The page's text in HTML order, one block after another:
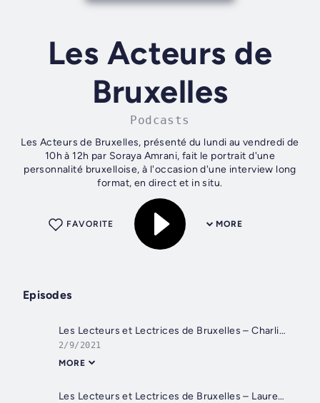
Les Acteurs de
Bruxelles
Podcasts
Les Acteurs de Bruxelles, présenté du lundi au vendredi de
10h à 12h par Soraya Amrani, fait le portrait d'une
personnalité bruxelloise, à l'occasion d'une interview long
format, en direct et in situ.
MORE
FAVORITE
Episodes
Les Lecteurs et Lectrices de Bruxelles – Charline Cauchie
2/9/2021
MORE
Les Lecteurs et Lectrices de Bruxelles – Laurence Van Goethem